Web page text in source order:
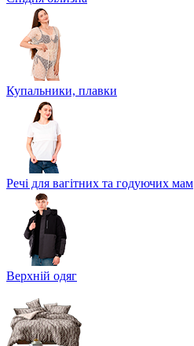
Купальники, плавки
Речі для вагітних та годуючих мам
Верхній одяг